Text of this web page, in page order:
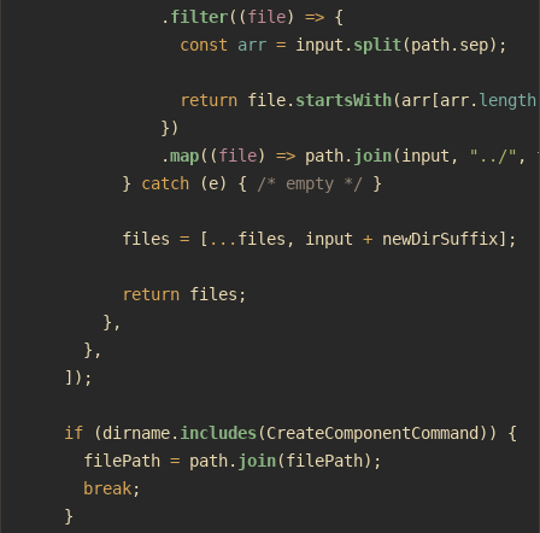
              .
filter((file) => {
                const
arr = input. split(path.sep);
                return
file. startsWith(arr[arr. length
              })
              .
map((file) => path. join(input, "../" ,
          }
catch (e) { /* empty */ }
          files
= [ ... files, input + newDirSuffix];
          return
files;
        },
      },
    ]);
    if
(dirname. includes(CreateComponentCommand)) {
      filePath
= path. join(filePath);
      break
;
    }